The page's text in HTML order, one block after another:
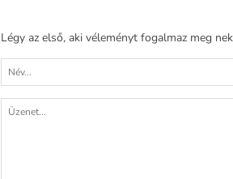
Légy az első, aki véleményt fogalmaz meg